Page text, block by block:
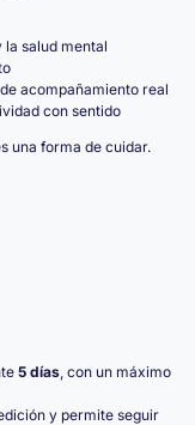
salud mental
acompañamiento real
con sentido
una forma de cuidar.
5 días, con un máximo
y permite seguir